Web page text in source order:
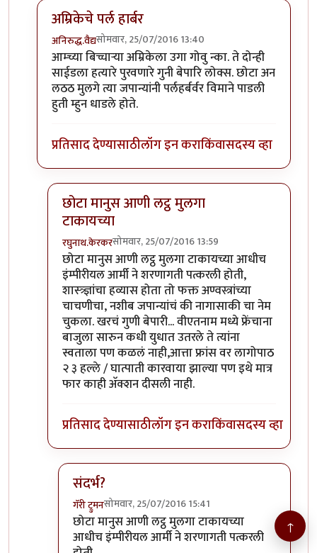
अम्रिकेचे पर्ल हार्बर
अनिरुद्ध.वैद्यसोमवार, 25/07/2016 13:40
In reply toहिरोशीमा , नागासाकी विएत्नाम, इथे झालेल्या
आम्च्या बिच्चार्‍या अम्रिकेला उगा गोवु न्का. ते दोन्ही
साईडला हत्यारे पुरवणारे गुनी बेपारि लोक्स. छोटा अन
लठठ मुलगे त्या जपान्यांनी पर्लहर्बर्वर विमाने पाडली
हुती म्हुन धाडले होते.
प्रतिसाद देण्यासाठीलॉग इन कराकिंवासदस्य व्हा
छोटा मानुस आणी लट्ठ मुलगा
टाकायच्या
रघुनाथ.केरकरसोमवार, 25/07/2016 13:59
In reply toअम्रिकेचे पर्ल हार्बरbyअनिरुद्ध.वैद्य
छोटा मानुस आणी लट्ठ मुलगा टाकायच्या आधीच
इंम्पीरीयल आर्मी ने शरणागती पत्करली होती,
शास्त्र्ज्ञांचा हव्यास होता तो फक्त अण्वस्त्रांच्या
चाचणीचा, नशीब जपान्यांचं की नागासाकी चा नेम
चुकला. खरचं गुणी बेपारी... वीएतनाम मध्ये फ्रेंचाना
बाजुला सारुन कधी युधात उतरले ते त्यांना
स्वताला पण कळलं नाही,आत्ता फ्रांस वर लागोपाठ
२ ३ हल्ले / घात्पाती कारवाया झाल्या पण इथे मात्र
फार काही अ‍ॅक्शन दीसली नाही.
प्रतिसाद देण्यासाठीलॉग इन कराकिंवासदस्य व्हा
संदर्भ?
गॅरी ट्रुमनसोमवार, 25/07/2016 15:41
In reply toछोटा मानुस आणी लट्ठ मुलगा टाकायच्याby
छोटा मानुस आणी लट्ठ मुलगा टाकायच्या
आधीच इंम्पीरीयल आर्मी ने शरणागती पत्करली
↑